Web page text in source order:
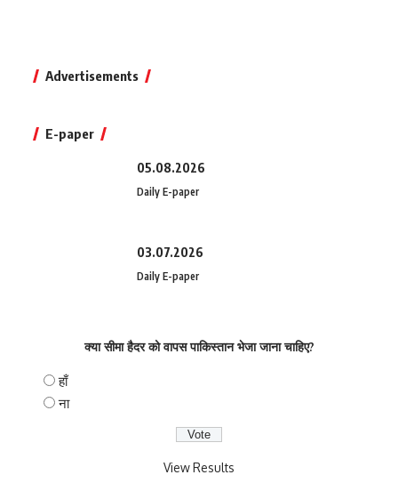
Advertisements
E-paper
05.08.2026
Daily E-paper
03.07.2026
Daily E-paper
क्या सीमा हैदर को वापस पाकिस्तान भेजा जाना चाहिए?
हाँ
ना
View Results